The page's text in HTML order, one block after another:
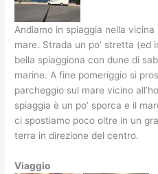
Andiamo in spiaggia nella
mare. Strada un po’ stretta (ed
bella spiaggiona con dune di
marine. A fine pomeriggio si
parcheggio sul mare vicino
spiaggia è un po’ sporca e il
ci spostiamo poco oltre in un
terra in direzione del centro.
Viaggio